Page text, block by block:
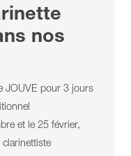
nos
JOUVE pour 3 jours
et le 25 février,
clarinettiste